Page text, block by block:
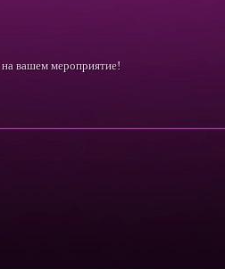
вашем мероприятие!